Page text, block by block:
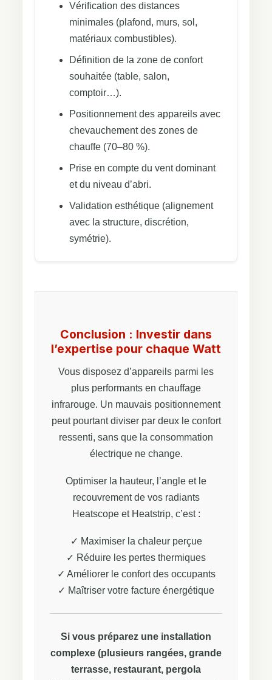
Vérification des distances
minimales (plafond, murs, sol,
matériaux combustibles).
Définition de la zone de confort
souhaitée (table, salon,
comptoir…).
Positionnement des appareils avec
chevauchement des zones de
chauffe (70–80 %).
Prise en compte du vent dominant
et du niveau d’abri.
Validation esthétique (alignement
avec la structure, discrétion,
symétrie).
Conclusion : Investir dans
l’expertise pour chaque Watt
Vous disposez d’appareils parmi les
plus performants en chauffage
infrarouge. Un mauvais positionnement
peut pourtant diviser par deux le confort
ressenti, sans que la consommation
électrique ne change.
Optimiser la hauteur, l’angle et le
recouvrement de vos radiants
Heatscope et Heatstrip, c’est :
✓ Maximiser la chaleur perçue
✓ Réduire les pertes thermiques
✓ Améliorer le confort des occupants
✓ Maîtriser votre facture énergétique
Si vous préparez une installation
complexe (plusieurs rangées, grande
terrasse, restaurant, pergola